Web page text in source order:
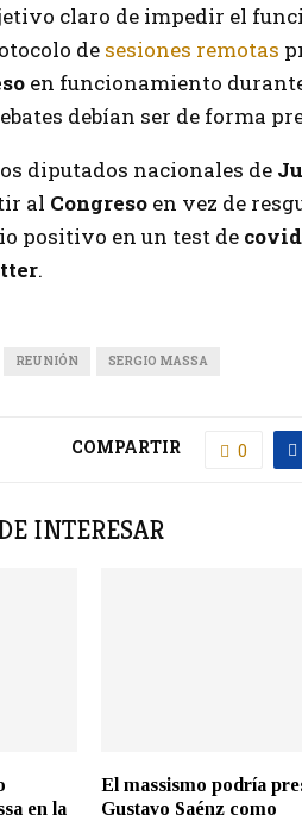
claro de impedir el
de sesiones remotas
en funcionamiento
debían ser de forma
diputados nacionales de
al Congreso en vez de
positivo en un test de
.
REUNIÓN SERGIO MASSA
COMPARTIR 0
INTERESAR
en la
El massismo podría
Gustavo Saénz como